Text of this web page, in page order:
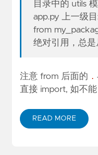
目录中的 utils
app.py 上一级
from
绝对引用，总
注意 from 后面的 .
直接 import, 如不能
READ MORE